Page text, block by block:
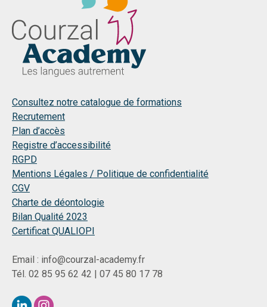
Consultez notre catalogue de formations
Recrutement
Plan d’accès
Registre d’accessibilité
RGPD
Mentions Légales / Politique de confidentialité
CGV
Charte de déontologie
Bilan Qualité 2023
Certificat QUALIOPI
Email : info@courzal-academy.fr
Tél. 02 85 95 62 42 | 07 45 80 17 78